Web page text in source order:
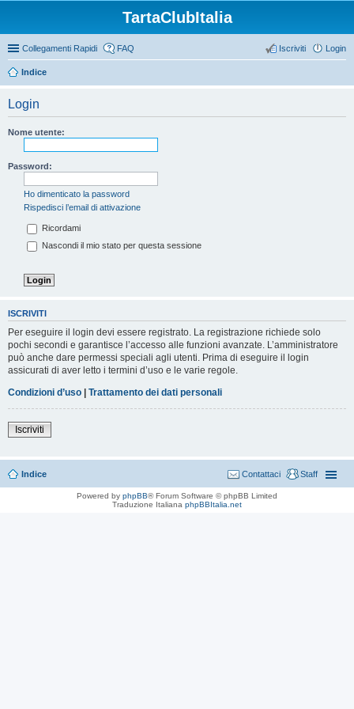
TartaClubItalia
Collegamenti Rapidi FAQ Login
Iscriviti
Indice
Login
Nome utente:
Password:
Ho dimenticato la password
Rispedisci l’email di attivazione
Ricordami
Nascondi il mio stato per questa sessione
ISCRIVITI
Per eseguire il login devi essere registrato. La registrazione richiede solo
pochi secondi e garantisce l’accesso alle funzioni avanzate. L’amministratore
può anche dare permessi speciali agli utenti. Prima di eseguire il login
assicurati di aver letto i termini d’uso e le varie regole.
Condizioni d’uso | Trattamento dei dati personali
Iscriviti
Indice Staff
Contattaci
Powered by phpBB® Forum Software © phpBB Limited
Traduzione Italiana phpBBItalia.net